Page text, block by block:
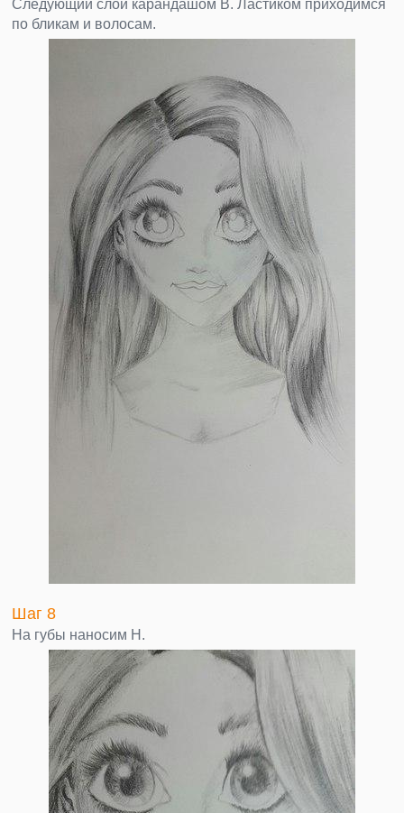
Следующий слой карандашом В. Ластиком приходимся
по бликам и волосам.
Шаг 8
На губы наносим Н.